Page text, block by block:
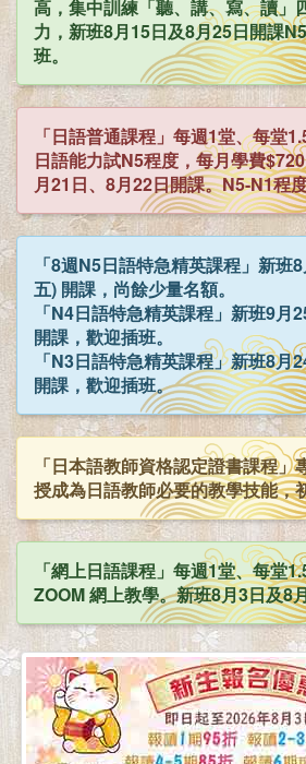
高，集中訓練「聽、講、寫、讀」
力，新班8月15日及8月25日開課
班。
「日語普通課程」每週1堂、每堂
日語能力試N5程度，每月學費
月21日、8月22日開課。N5-N1程
「8週N5日語特急精英課程」新班8
五) 開課，尚餘少量名額。
「N4日語特急精英課程」新班9月
開課，歡迎插班。
「N3日語特急精英課程」新班8月
開課，歡迎插班。
「日本語教師資格認定證書課程
授成為日語教師必要的教學技能，
「網上日語課程」每週1堂、每堂
ZOOM 網上教學。新班8月3日及8